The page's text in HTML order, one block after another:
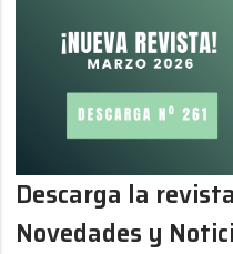
Descarga la
Novedades y